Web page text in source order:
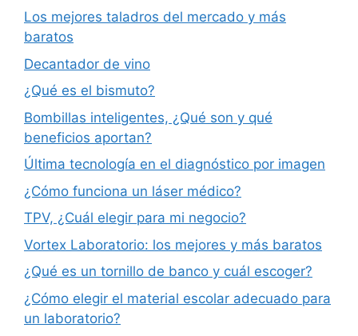
Los mejores taladros del mercado y más
baratos
Decantador de vino
¿Qué es el bismuto?
Bombillas inteligentes, ¿Qué son y qué
beneficios aportan?
Última tecnología en el diagnóstico por imagen
¿Cómo funciona un láser médico?
TPV, ¿Cuál elegir para mi negocio?
Vortex Laboratorio: los mejores y más baratos
¿Qué es un tornillo de banco y cuál escoger?
¿Cómo elegir el material escolar adecuado para
un laboratorio?